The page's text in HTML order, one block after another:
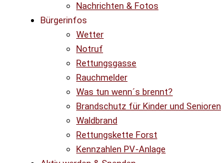
Nachrichten & Fotos
Bürgerinfos
Wetter
Notruf
Rettungsgasse
Rauchmelder
Was tun wenn´s brennt?
Brandschutz für Kinder und Senioren
Waldbrand
Rettungskette Forst
Kennzahlen PV-Anlage